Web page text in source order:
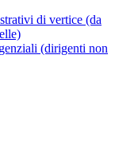
di vertice (da
(dirigenti non